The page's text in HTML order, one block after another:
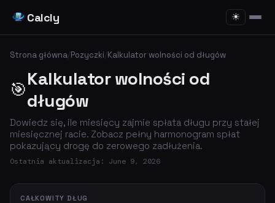
Calcly ☀
Strona główna/Pozyczki/Kalkulator wolności od długów
🎯Kalkulator wolności od
długów
Dowiedz się, ile miesięcy zajmie spłata długu przy stałej
miesięcznej racie. Zobacz pełny harmonogram spłat
pokazujący drogę do zerowego zadłużenia.
Ostatnia aktualizacja: June 9, 2026
CAŁKOWITY DŁUG